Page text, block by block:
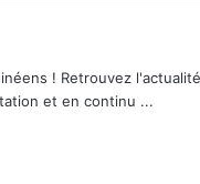
! Retrouvez
et en continu ...